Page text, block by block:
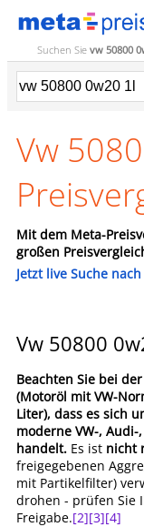
Suchen Sie vw 50800
Vw
Mit dem Meta-
großen
Jetzt live Suche
Vw 50800
Beachten Sie bei
(Motoröl mit VW-
Liter), dass es sich
moderne VW-,
handelt. Es ist nicht
freigegebenen
mit Partikelfilter)
drohen - prüfen Sie
Freigabe.[2][3][4]